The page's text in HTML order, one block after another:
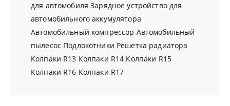
для автомобиля Зарядное устройство для
автомобильного аккумулятора
Автомобильный компрессор Автомобильный
пылесос Подлокотники Решетка радиатора
Колпаки R13 Колпаки R14 Колпаки R15
Колпаки R16 Колпаки R17